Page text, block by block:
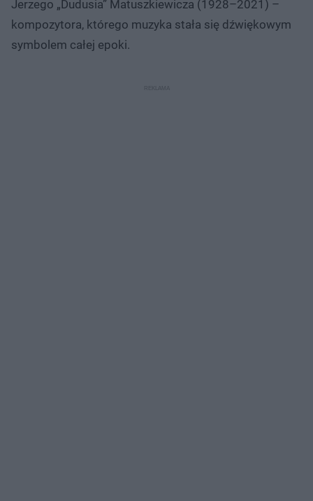
Jerzego „Dudusia” Matuszkiewicza (1928–2021) –
kompozytora, którego muzyka stała się dźwiękowym
symbolem całej epoki.